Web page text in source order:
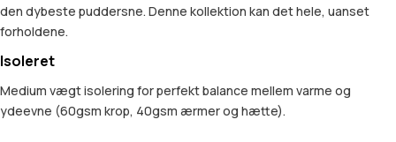
den dybeste puddersne. Denne kollektion kan det hele, uanset
forholdene.
Isoleret
Medium vægt isolering for perfekt balance mellem varme og
ydeevne (60gsm krop, 40gsm ærmer og hætte).